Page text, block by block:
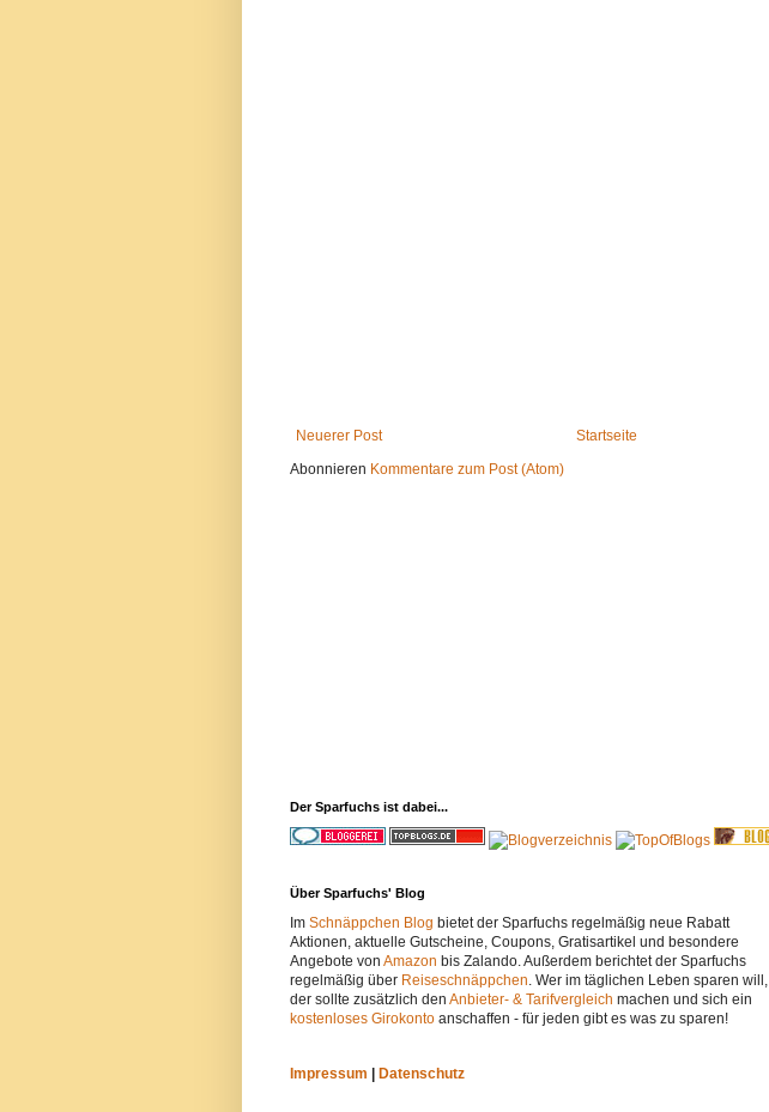
Neuerer Post
Startseite
Abonnieren Kommentare zum Post (Atom)
Der Sparfuchs ist dabei...
Über Sparfuchs' Blog
Im Schnäppchen Blog bietet der Sparfuchs regelmäßig neue Rabatt
Aktionen, aktuelle Gutscheine, Coupons, Gratisartikel und besondere
Angebote von Amazon bis Zalando. Außerdem berichtet der Sparfuchs
regelmäßig über Reiseschnäppchen. Wer im täglichen Leben sparen will,
der sollte zusätzlich den Anbieter- & Tarifvergleich machen und sich ein
kostenloses Girokonto anschaffen - für jeden gibt es was zu sparen!
Impressum Datenschutz